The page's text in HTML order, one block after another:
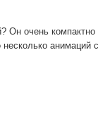
Он очень компактно
анимаций